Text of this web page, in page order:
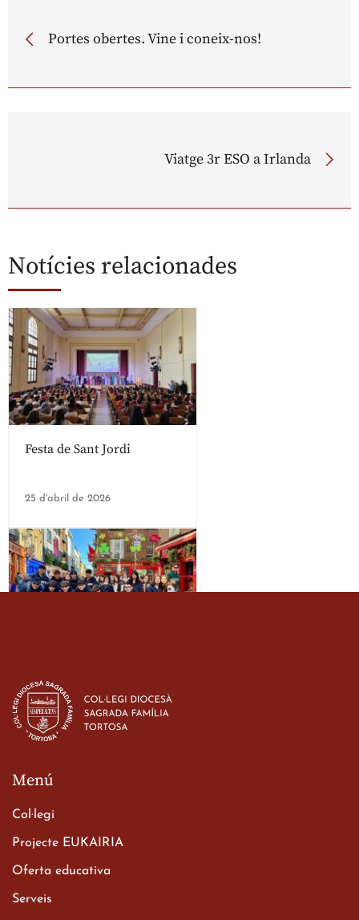
Portes obertes. Vine i coneix-nos!
Viatge 3r ESO a Irlanda
Notícies relacionades
Festa de Sant Jordi
25 d'abril de 2026
d’ESO-BSD a Irlanda
23 de març de 2026
Xerrada del Sr. Bisbe als
Menú
Col·legi
Projecte EUKAIRIA
Oferta educativa
Serveis